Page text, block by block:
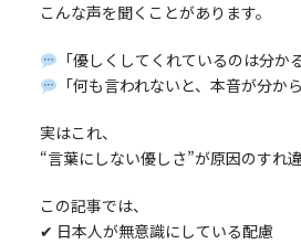
こんな声を聞くことがあります。
「優しくしてくれているのは分か
「何も言われないと、本音が分か
実はこれ、
“言葉にしない優しさ”が原因のすれ
この記事では、
✔ 日本人が無意識にしている配慮